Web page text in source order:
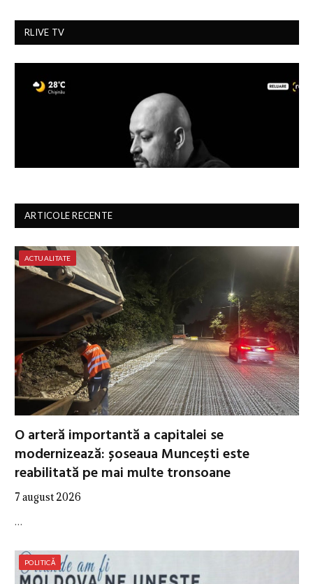
RLIVE TV
ARTICOLE RECENTE
ACTUALITATE
O arteră importantă a capitalei se
modernizează: șoseaua Muncești este
reabilitată pe mai multe tronsoane
7 august 2026
…
POLITICĂ